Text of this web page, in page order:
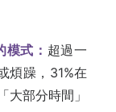
式： 超過一
煩躁，31%在
大部分時間」